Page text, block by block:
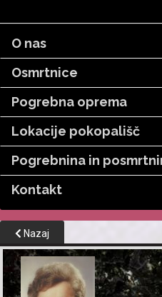
O nas
Osmrtnice
Pogrebna oprema
Lokacije pokopališč
Pogrebnina in
Kontakt
Nazaj